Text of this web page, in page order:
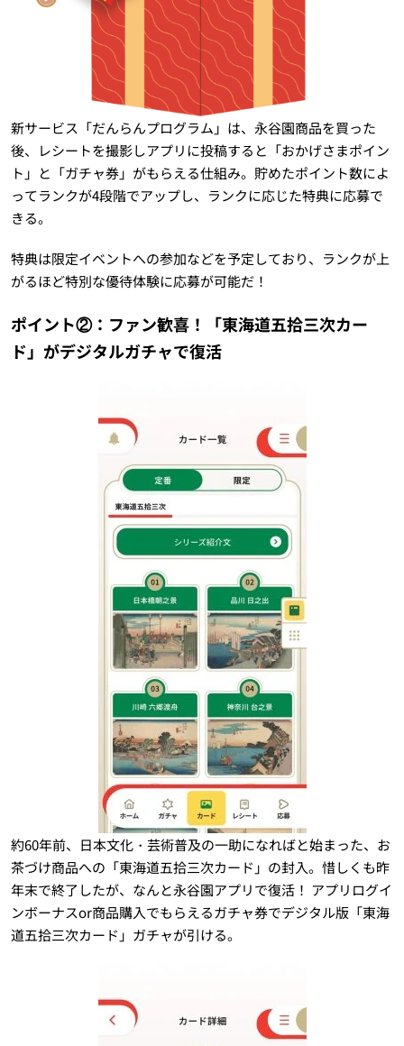
新サービス「だんらんプログラム」は、永谷園商品を買った
後、レシートを撮影しアプリに投稿すると「おかげさまポイン
ト」と「ガチャ券」がもらえる仕組み。貯めたポイント数によ
ってランクが4段階でアップし、ランクに応じた特典に応募で
きる。
特典は限定イベントへの参加などを予定しており、ランクが上
がるほど特別な優待体験に応募が可能だ！
ポイント②：ファン歓喜！「東海道五拾三次カー
ド」がデジタルガチャで復活
約60年前、日本文化・芸術普及の一助になればと始まった、お
茶づけ商品への「東海道五拾三次カード」の封入。惜しくも昨
年末で終了したが、なんと永谷園アプリで復活！ アプリログイ
ンボーナスor商品購入でもらえるガチャ券でデジタル版「東海
道五拾三次カード」ガチャが引ける。